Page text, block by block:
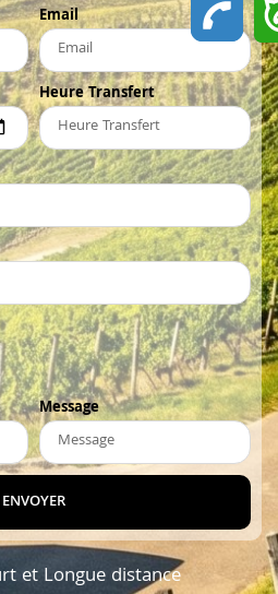
Email
Heure Transfert
Message
ENVOYER
et Longue distance